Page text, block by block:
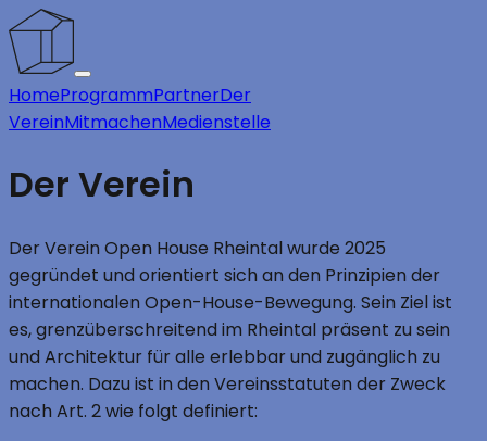
HomeProgrammPartnerDer
VereinMitmachenMedienstelle
Der Verein
Der Verein Open House Rheintal wurde 2025
gegründet und orientiert sich an den Prinzipien der
internationalen Open-House-Bewegung. Sein Ziel ist
es, grenzüberschreitend im Rheintal präsent zu sein
und Architektur für alle erlebbar und zugänglich zu
machen. Dazu ist in den Vereinsstatuten der Zweck
nach Art. 2 wie folgt definiert: